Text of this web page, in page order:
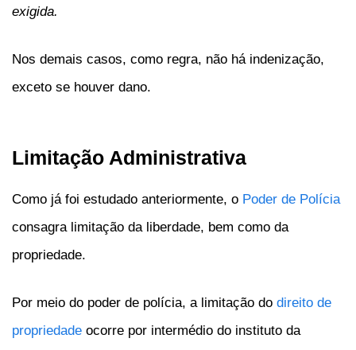
exigida.
Nos demais casos, como regra, não há indenização,
exceto se houver dano.
Limitação Administrativa
Como já foi estudado anteriormente, o Poder de Polícia
consagra limitação da liberdade, bem como da
propriedade.
Por meio do poder de polícia, a limitação do direito de
propriedade ocorre por intermédio do instituto da